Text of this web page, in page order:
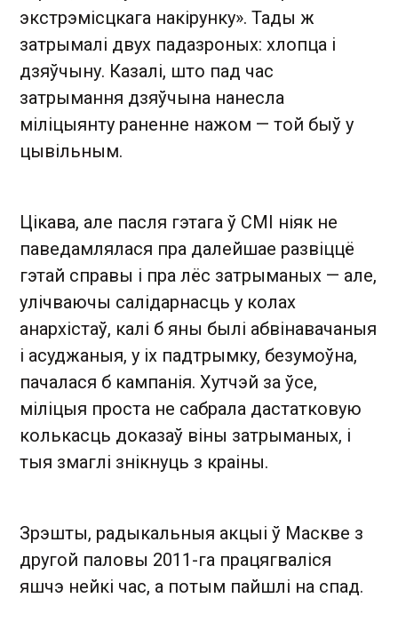
экстрэмісцкага накірунку». Тады ж
затрымалі двух падазроных: хлопца і
дзяўчыну. Казалі, што пад час
затрымання дзяўчына нанесла
міліцыянту раненне нажом — той быў у
цывільным.
Цікава, але пасля гэтага ў СМІ ніяк не
паведамлялася пра далейшае развіццё
гэтай справы і пра лёс затрыманых — але,
улічваючы салідарнасць у колах
анархістаў, калі б яны былі абвінавачаныя
і асуджаныя, у іх падтрымку, безумоўна,
пачалася б кампанія. Хутчэй за ўсе,
міліцыя проста не сабрала дастатковую
колькасць доказаў віны затрыманых, і
тыя змаглі знікнуць з краіны.
Зрэшты, радыкальныя акцыі ў Маскве з
другой паловы 2011-га працягваліся
яшчэ нейкі час, а потым пайшлі на спад.